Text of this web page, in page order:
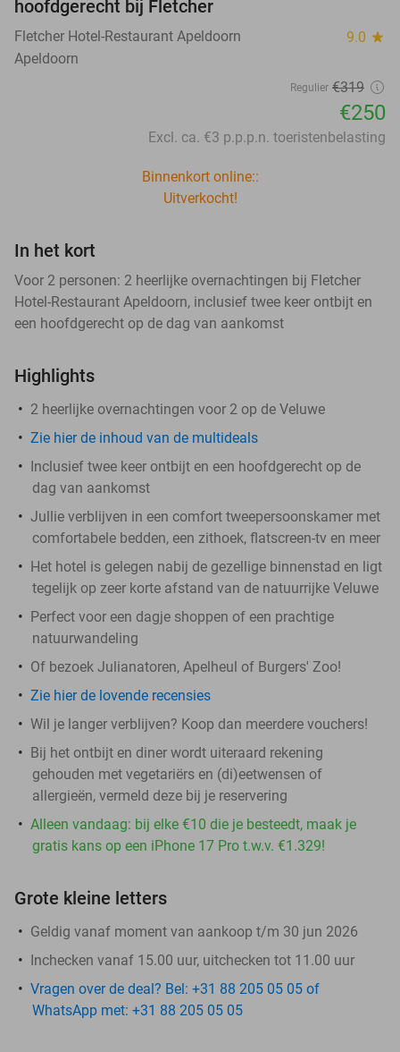
hoofdgerecht bij Fletcher
Fletcher Hotel-Restaurant Apeldoorn 9.0 star
Apeldoorn
Regulier €319
€250
Excl. ca. €3 p.p.p.n. toeristenbelasting
Binnenkort online::
Uitverkocht!
In het kort
Voor 2 personen: 2 heerlijke overnachtingen bij Fletcher
Hotel-Restaurant Apeldoorn, inclusief twee keer ontbijt en
een hoofdgerecht op de dag van aankomst
Highlights
2 heerlijke overnachtingen voor 2 op de Veluwe
Zie hier de inhoud van de multideals
Inclusief twee keer ontbijt en een hoofdgerecht op de
dag van aankomst
Jullie verblijven in een comfort tweepersoonskamer met
comfortabele bedden, een zithoek, flatscreen-tv en meer
Het hotel is gelegen nabij de gezellige binnenstad en ligt
tegelijk op zeer korte afstand van de natuurrijke Veluwe
Perfect voor een dagje shoppen of een prachtige
natuurwandeling
Of bezoek Julianatoren, Apelheul of Burgers' Zoo!
Zie hier de lovende recensies
Wil je langer verblijven? Koop dan meerdere vouchers!
Bij het ontbijt en diner wordt uiteraard rekening
gehouden met vegetariërs en (di)eetwensen of
allergieën, vermeld deze bij je reservering
Alleen vandaag: bij elke €10 die je besteedt, maak je
gratis kans op een iPhone 17 Pro t.w.v. €1.329!
Grote kleine letters
Geldig vanaf moment van aankoop t/m 30 jun 2026
Inchecken vanaf 15.00 uur, uitchecken tot 11.00 uur
Vragen over de deal? Bel: +31 88 205 05 05 of
WhatsApp met: +31 88 205 05 05